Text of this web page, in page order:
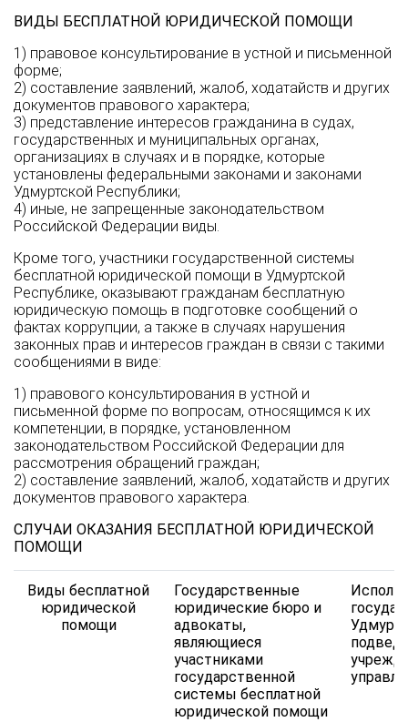
ВИДЫ БЕСПЛАТНОЙ ЮРИДИЧЕСКОЙ ПОМОЩИ
1) правовое консультирование в устной и письменной
форме;
2) составление заявлений, жалоб, ходатайств и других
документов правового характера;
3) представление интересов гражданина в судах,
государственных и муниципальных органах,
организациях в случаях и в порядке, которые
установлены федеральными законами и законами
Удмуртской Республики;
4) иные, не запрещенные законодательством
Российской Федерации виды.
Кроме того, участники государственной системы
бесплатной юридической помощи в Удмуртской
Республике, оказывают гражданам бесплатную
юридическую помощь в подготовке сообщений о
фактах коррупции, а также в случаях нарушения
законных прав и интересов граждан в связи с такими
сообщениями в виде:
1) правового консультирования в устной и
письменной форме по вопросам, относящимся к их
компетенции, в порядке, установленном
законодательством Российской Федерации для
рассмотрения обращений граждан;
2) составление заявлений, жалоб, ходатайств и других
документов правового характера.
СЛУЧАИ ОКАЗАНИЯ БЕСПЛАТНОЙ ЮРИДИЧЕСКОЙ
ПОМОЩИ
Виды бесплатной
юридической
помощи
Государственные
юридические бюро и
адвокаты,
являющиеся
участниками
государственной
системы бесплатной
юридической помощи